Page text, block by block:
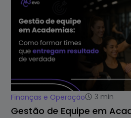
Finanças e Operação 3 min
Gestão de Equipe em